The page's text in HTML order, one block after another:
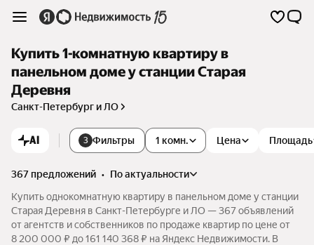
Купить 1-комнатную квартиру в
панельном доме у станции Старая
Деревня
Санкт-Петербург и ЛО
AI 3 Фильтры 1 комн. Цена Площадь
367 предложений •
по актуальности
Купить однокомнатную квартиру в панельном доме у станции
Старая Деревня в Санкт-Петербурге и ЛО — 367 объявлений
от агентств и собственников по продаже квартир по цене от
8 200 000 ₽ до 161 140 368 ₽ на Яндекс Недвижимости. В